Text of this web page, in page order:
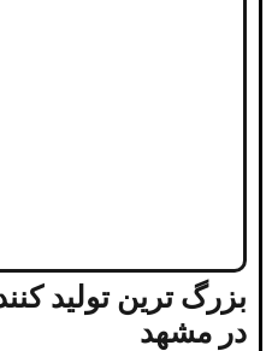
بزرگ ترین تولید
در مشهد